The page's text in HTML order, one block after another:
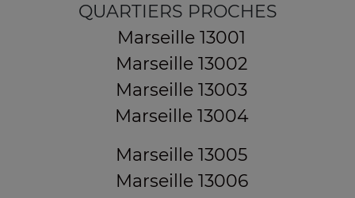
QUARTIERS PROCHES
Marseille 13001
Marseille 13002
Marseille 13003
Marseille 13004
Marseille 13005
Marseille 13006